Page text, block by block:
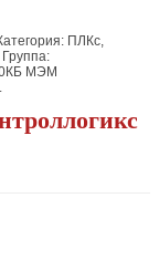
ПЛКс,
МЭМ